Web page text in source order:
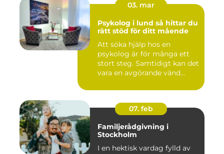
03. mar
Psykolog i lund så hittar du
rätt stöd för ditt mående
Att söka hjälp hos en
psykolog är för många ett
stort steg. Samtidigt kan det
vara en avgörande vänd...
07. feb
Familjerådgivning i
Stockholm
I en hektisk vardag fylld av